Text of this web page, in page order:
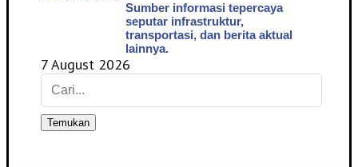
Sumber informasi tepercaya
seputar infrastruktur,
transportasi, dan berita aktual
lainnya.
7 August 2026
Temukan